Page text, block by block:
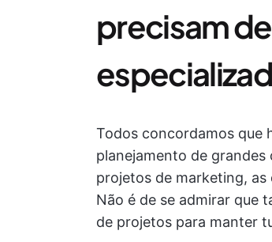
precisam
Todos concordamos que
planejamento de
projetos de marketing, as
Não é de se admirar que
de projetos para manter